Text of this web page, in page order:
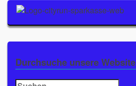
Durchsuche unsere Website
Suchen